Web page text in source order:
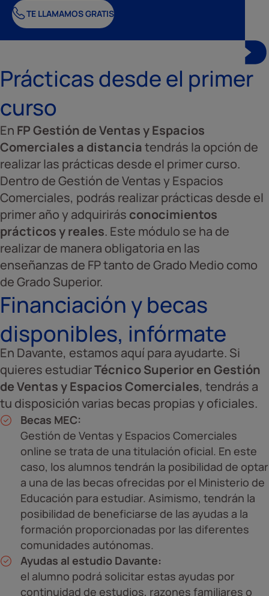
TE LLAMAMOS GRATIS
Prácticas desde el primer
curso
En FP Gestión de Ventas y Espacios
Comerciales a distanciatendrás la opción de
realizar las prácticas desde el primer curso.
Dentro de Gestión de Ventas y Espacios
Comerciales, podrás realizar prácticas desde el
primer año y adquirirás conocimientos
prácticos y reales. Este módulo se ha de
realizar de manera obligatoria en las
enseñanzas de FP tanto de Grado Medio como
de Grado Superior.
Financiación y becas
disponibles, infórmate
En Davante, estamos aquí para ayudarte. Si
quieres estudiarTécnico Superior en Gestión
de Ventas y Espacios Comerciales, tendrás a
tu disposición varias becas propias y oficiales.
Becas MEC:
Gestión de Ventas y Espacios Comerciales
online se trata de una titulación oficial. En este
caso, los alumnos tendrán la posibilidad de optar
a una de las becas ofrecidas por el Ministerio de
Educación para estudiar. Asimismo, tendrán la
posibilidad de beneficiarse de las ayudas a la
formación proporcionadas por las diferentes
comunidades autónomas.
Ayudas al estudio Davante:
el alumno podrá solicitar estas ayudas por
continuidad de estudios, razones familiares o